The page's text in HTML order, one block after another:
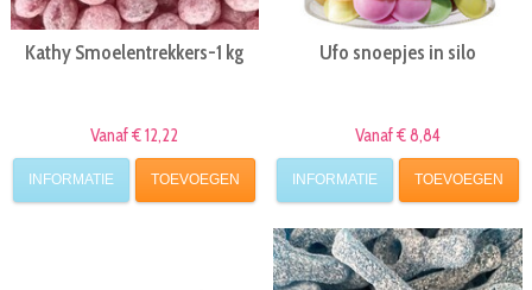
Kathy Smoelentrekkers-1 kg
Vanaf € 12,22
INFORMATIE TOEVOEGEN
Ufo snoepjes in silo
Vanaf € 8,84
INFORMATIE TOEVOEGEN